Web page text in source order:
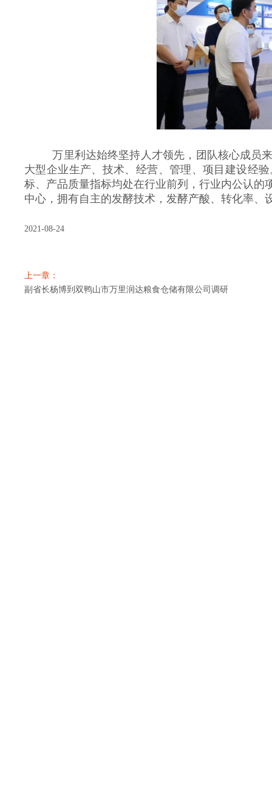
万里利达始终坚持人才领先，团队核心成员
大型企业生产、技术、经营、管理、项目建设经
标、产品质量指标均处在行业前列，行业内公认
中心，拥有自主的发酵技术，发酵产酸、转化率、
2021-08-24
上一章：
副省长杨博到双鸭山市万里润达粮食仓储有限公司调研